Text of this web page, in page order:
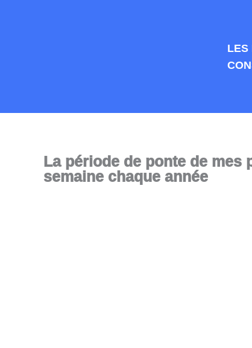
LES
La période de ponte de mes
semaine chaque année